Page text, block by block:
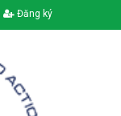
Đăng ký